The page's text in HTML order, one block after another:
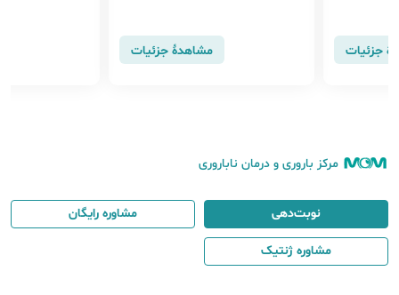
جزئیات مشاهدهٔ جزئیات
مرکز باروری و درمان ناباروری
نوبت‌دهی مشاوره رایگان
مشاوره ژنتیک